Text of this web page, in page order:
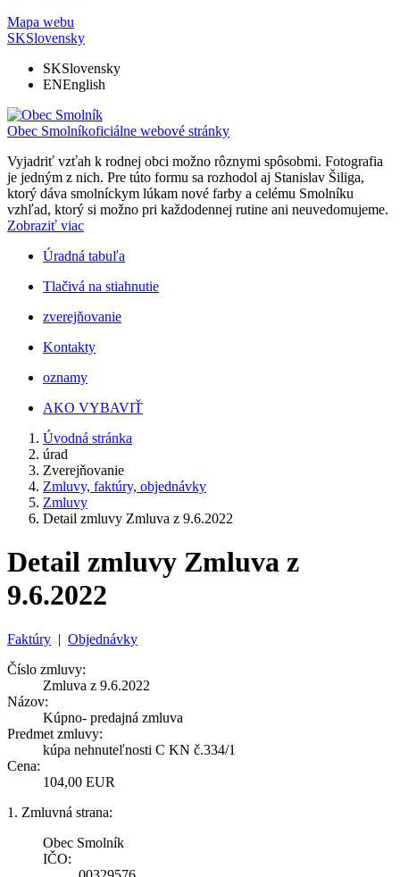
Mapa webu
SKSlovensky
SKSlovensky
ENEnglish
Obec Smolníkoficiálne webové stránky
Vyjadriť vzťah k rodnej obci možno rôznymi spôsobmi. Fotografia
je jedným z nich. Pre túto formu sa rozhodol aj Stanislav Šiliga,
ktorý dáva smolníckym lúkam nové farby a celému Smolníku
vzhľad, ktorý si možno pri každodennej rutine ani neuvedomujeme.
Zobraziť viac
Úradná tabuľa
Tlačivá na stiahnutie
zverejňovanie
Kontakty
oznamy
AKO VYBAVIŤ
Úvodná stránka
úrad
Zverejňovanie
Zmluvy, faktúry, objednávky
Zmluvy
Detail zmluvy Zmluva z 9.6.2022
Detail zmluvy Zmluva z
9.6.2022
Faktúry | Objednávky
Číslo zmluvy:
Zmluva z 9.6.2022
Názov:
Kúpno- predajná zmluva
Predmet zmluvy:
kúpa nehnuteľnosti C KN č.334/1
Cena:
104,00 EUR
1. Zmluvná strana:
Obec Smolník
IČO: